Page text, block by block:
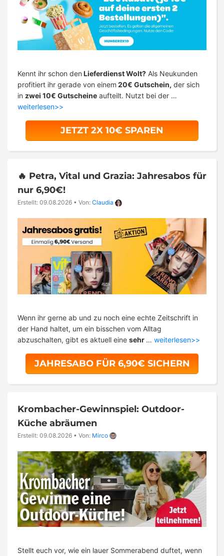
Kennt ihr schon den Lieferdienst Wolt? Als Neukunden
profitiert ihr gerade von einem 20€ Gutschein, der sich
in zwei 10€ Gutscheine aufteilt. Nutzt bei der …
weiterlesen>>
JETZT 2X 10€ SPAREN
🔥 Petra, Vital und Grazia: Jahresabos für
nur 6,90€!
Erstellt: 09.08.2026 • Von: Claudia
Wenn ihr gerne ab und zu noch eine echte Zeitschrift in
der Hand haltet, um ein bisschen vom Alltag
abzuschalten, gibt es aktuell eine sehr … weiterlesen>>
JAHRESABO FÜR 6,90€ SICHERN
Krombacher-Gewinnspiel: Outdoor-
Küche abräumen
Erstellt: 09.08.2026 • Von: Mirco
Stellt euch vor, wie ein lauer Sommerabend duftet, wenn